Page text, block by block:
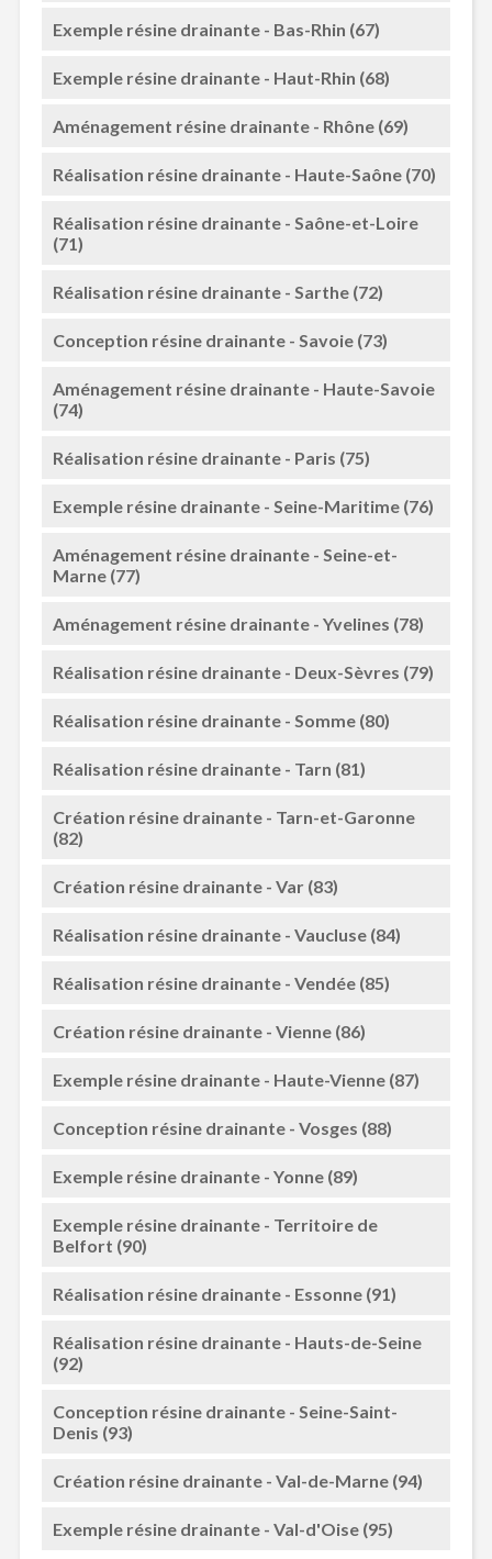
Exemple résine drainante - Bas-Rhin (67)
Exemple résine drainante - Haut-Rhin (68)
Aménagement résine drainante - Rhône (69)
Réalisation résine drainante - Haute-Saône (70)
Réalisation résine drainante - Saône-et-Loire
(71)
Réalisation résine drainante - Sarthe (72)
Conception résine drainante - Savoie (73)
Aménagement résine drainante - Haute-Savoie
(74)
Réalisation résine drainante - Paris (75)
Exemple résine drainante - Seine-Maritime (76)
Aménagement résine drainante - Seine-et-
Marne (77)
Aménagement résine drainante - Yvelines (78)
Réalisation résine drainante - Deux-Sèvres (79)
Réalisation résine drainante - Somme (80)
Réalisation résine drainante - Tarn (81)
Création résine drainante - Tarn-et-Garonne
(82)
Création résine drainante - Var (83)
Réalisation résine drainante - Vaucluse (84)
Réalisation résine drainante - Vendée (85)
Création résine drainante - Vienne (86)
Exemple résine drainante - Haute-Vienne (87)
Conception résine drainante - Vosges (88)
Exemple résine drainante - Yonne (89)
Exemple résine drainante - Territoire de
Belfort (90)
Réalisation résine drainante - Essonne (91)
Réalisation résine drainante - Hauts-de-Seine
(92)
Conception résine drainante - Seine-Saint-
Denis (93)
Création résine drainante - Val-de-Marne (94)
Exemple résine drainante - Val-d'Oise (95)